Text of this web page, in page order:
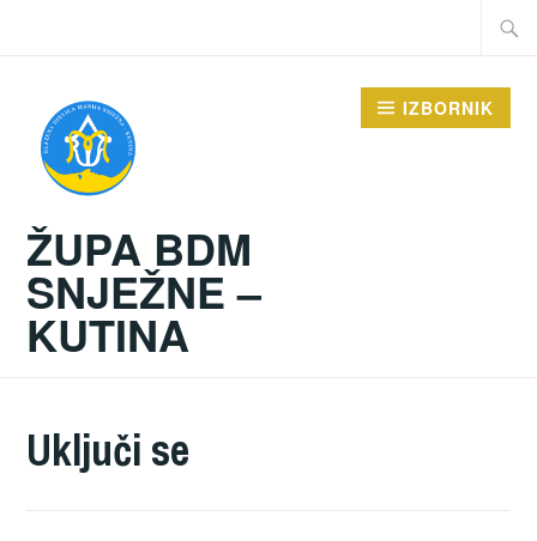
Traži:
ŽUPA BDM
SNJEŽNE –
KUTINA
IZBORNIK
Uključi se